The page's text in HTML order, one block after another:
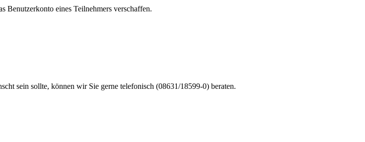
Benutzerkonto eines Teilnehmers verschaffen.
sein sollte, können wir Sie gerne telefonisch (08631/18599-0) beraten.